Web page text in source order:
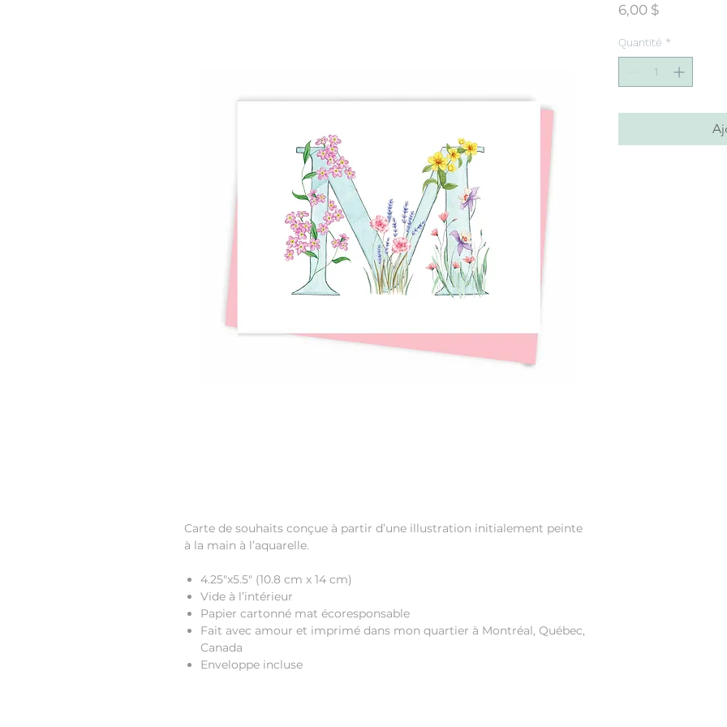
Carte de souhaits conçue à partir d’une illustration initialement peinte
à la main à l’aquarelle.
4.25"x5.5" (10.8 cm x 14 cm)
Vide à l’intérieur
Papier cartonné mat écoresponsable
Fait avec amour et imprimé dans mon quartier à Montréal, Québec,
Canada
Enveloppe incluse
6,00 $Prix
Quantité *